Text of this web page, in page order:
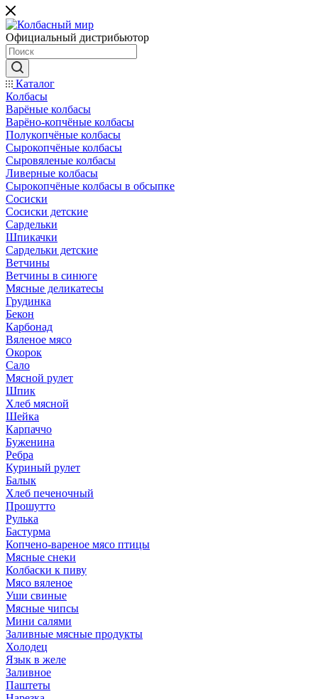
Официальный дистрибьютор
Каталог
Колбасы
Варёные колбасы
Варёно-копчёные колбасы
Полукопчёные колбасы
Сырокопчёные колбасы
Сыровяленые колбасы
Ливерные колбасы
Сырокопчёные колбасы в обсыпке
Сосиски
Сосиски детские
Сардельки
Шпикачки
Сардельки детские
Ветчины
Ветчины в синюге
Мясные деликатесы
Грудинка
Бекон
Карбонад
Вяленое мясо
Окорок
Сало
Мясной рулет
Шпик
Хлеб мясной
Шейка
Карпаччо
Буженина
Ребра
Куриный рулет
Балык
Хлеб печеночный
Прошутто
Рулька
Бастурма
Копчено-вареное мясо птицы
Мясные снеки
Колбаски к пиву
Мясо вяленое
Уши свиные
Мясные чипсы
Мини салями
Заливные мясные продукты
Холодец
Язык в желе
Заливное
Паштеты